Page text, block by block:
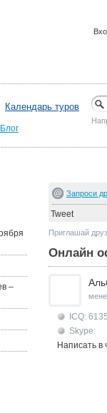
Календарь туров
Блог
–
Запроси
Tweet
Приглашай
Онлайн
ICQ:
Skype:
Написать в